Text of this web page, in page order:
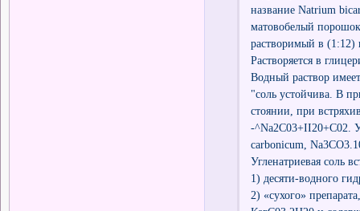
название Natrium
матовобелый
растворимый в (1:12)
Растворяется в
Водный раствор
"соль устойчива. В
стоянии, при
-^Na2C03+II20+C02.
carbonicum,
Угленатриевая соль
1) десяти-водного
2) «сухого»